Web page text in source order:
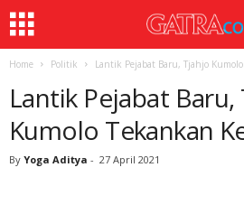
Home Politik Lantik Pejabat Baru, Tjahjo
Lantik Pejabat Baru,
Kumolo Tekankan
By Yoga Aditya - 27 April 2021